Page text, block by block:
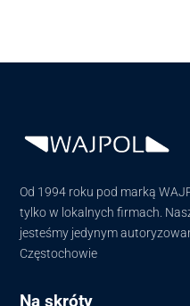
Od 1994 roku pod marką
tylko w lokalnych firmach.
jesteśmy jedynym
Częstochowie
Na skróty